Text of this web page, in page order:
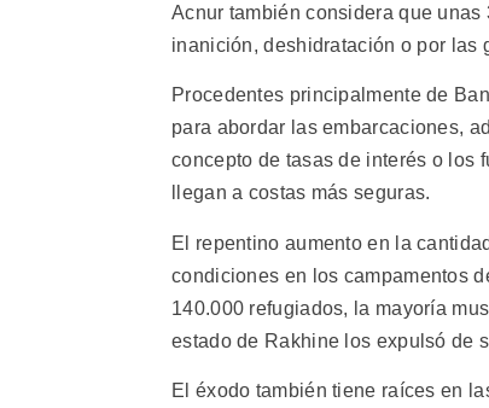
Acnur también considera que
inanición, deshidratación o por las
Procedentes principalmente de
para abordar las embarcaciones,
concepto de tasas de interés o los
llegan a costas más seguras.
El repentino aumento en la
condiciones en los campamentos
140.000 refugiados, la mayoría
estado de Rakhine los expulsó de
El éxodo también tiene raíces en